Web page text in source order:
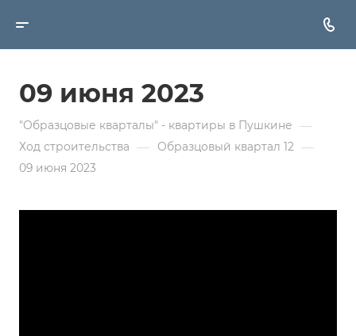
09 июня 2023
"Образцовые кварталы" - квартиры в Пушкине —
Ход строительства — Образцовый квартал 12 —
09 июня 2023